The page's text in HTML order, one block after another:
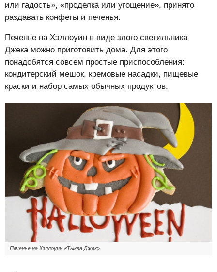
или гадость», «проделка или угощение», принято
раздавать конфеты и печенья.
Печенье на Хэллоуин в виде злого светильника
Джека можно приготовить дома. Для этого
понадобятся совсем простые приспособления:
кондитерский мешок, кремовые насадки, пищевые
краски и набор самых обычных продуктов.
Печенье на Хэллоуин «Тыква Джек».